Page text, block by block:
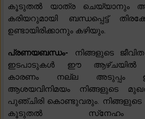
കൂടുതൽ യാത്ര ചെയ്യാനും
കരിയറുമായി ബന്ധപ്പെട്ട്
ഉണ്ടായിരിക്കാനും കഴിയും.
പ്രണയബന്ധം- നിങ്ങളുടെ
ഇടപാടുകൾ ഈ ആഴ്ചയിൽ
കാരണം നല്ല അടുപ്പം
ആശയവിനിമയം നിങ്ങളുടെ
പുഞ്ചിരി കൊണ്ടുവരും. നിങ്ങളുടെ
കൂടുതൽ സ്‌നേഹം